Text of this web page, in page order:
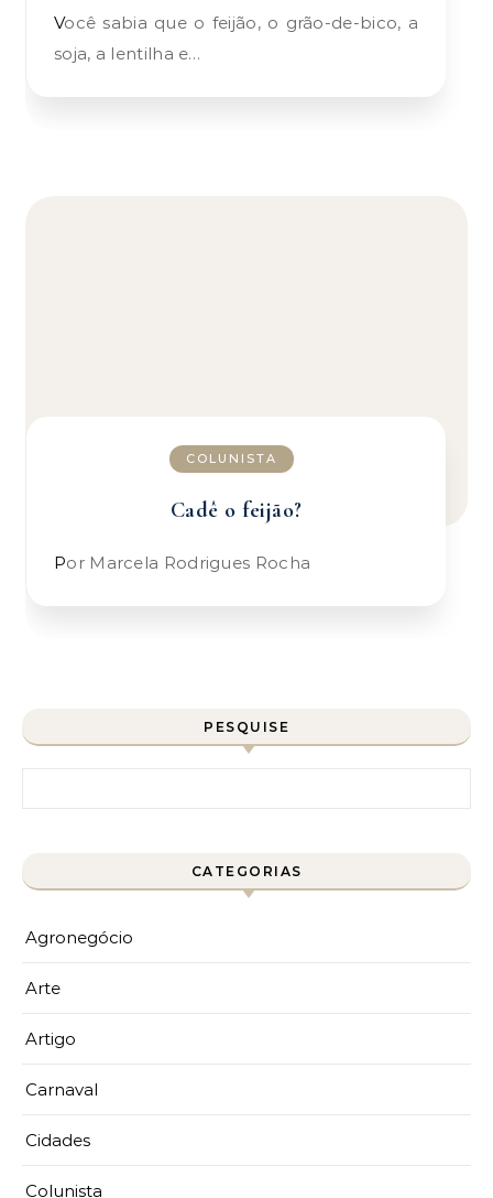
Você sabia que o feijão, o grão-de-bico, a
soja, a lentilha e…
COLUNISTA
Cadê o feijão?
Por Marcela Rodrigues Rocha
PESQUISE
CATEGORIAS
Agronegócio
Arte
Artigo
Carnaval
Cidades
Colunista